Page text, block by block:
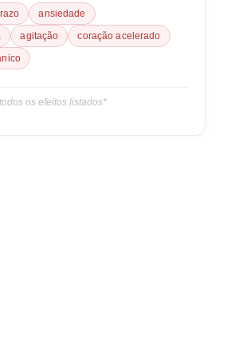
ansiedade
agitação
coração acelerado
os efeitos listados*